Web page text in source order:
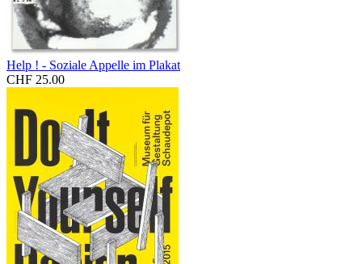
Help ! - Soziale Appelle im Plakat
CHF 25.00